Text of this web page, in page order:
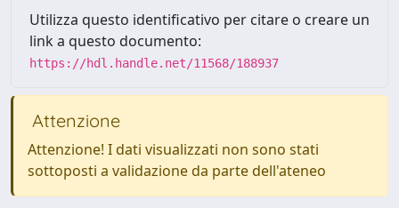
Utilizza questo identificativo per citare o creare un
link a questo documento:
https://hdl.handle.net/11568/188937
Attenzione
Attenzione! I dati visualizzati non sono stati
sottoposti a validazione da parte dell'ateneo